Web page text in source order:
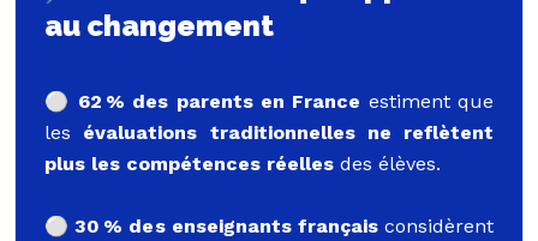
au changement
⚪️ 62 % des parents en France estiment que
les évaluations traditionnelles ne reflètent
plus les compétences réelles des élèves.
⚪️ 30 % des enseignants françaisconsidèrent